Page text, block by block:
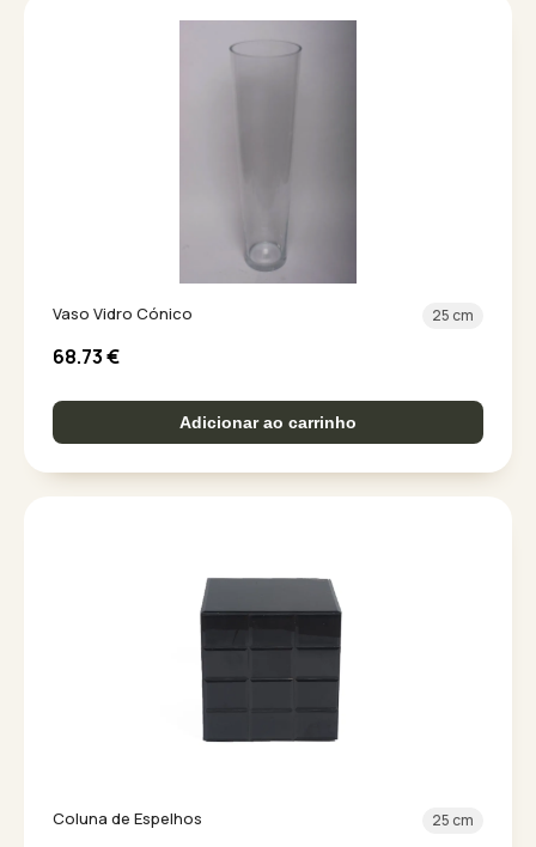
Vaso Vidro Cónico 25 cm
68.73€
Adicionar ao carrinho
Coluna de Espelhos 25 cm